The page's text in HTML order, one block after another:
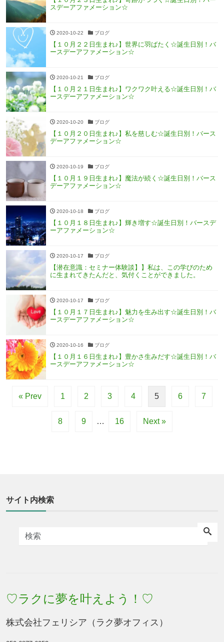
スデーアファメーション☆
2020-10-22 ブログ
【１０月２２日生まれ♪】世界に羽ばたく☆誕生日別！バ
ースデーアファメーション☆
2020-10-21 ブログ
【１０月２１日生まれ♪】ワクワク叶える☆誕生日別！バ
ースデーアファメーション☆
2020-10-20 ブログ
【１０月２０日生まれ♪】私を慈しむ☆誕生日別！バース
デーアファメーション☆
2020-10-19 ブログ
【１０月１９日生まれ♪】魔法が続く☆誕生日別！バース
デーアファメーション☆
2020-10-18 ブログ
【１０月１８日生まれ♪】輝き増す☆誕生日別！バースデ
ーアファメーション☆
2020-10-17 ブログ
【潜在意識：セミナー体験談】】私は、この学びのため
に生まれてきたんだと、気付くことができました。
2020-10-17 ブログ
【１０月１７日生まれ♪】魅力を生み出す☆誕生日別！バ
ースデーアファメーション☆
2020-10-16 ブログ
【１０月１６日生まれ♪】豊かさ生みだす☆誕生日別！バ
ースデーアファメーション☆
« Prev 1 2 3 4 5 6 7
8 9 … 16 Next »
サイト内検索
♡ラクに夢を叶えよう！♡
株式会社フェリシア（ラク夢オフィス）